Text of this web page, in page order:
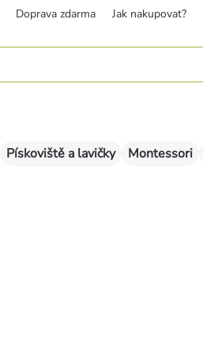
Doprava zdarma Jak nakupovat?
Pískoviště a lavičky Montessori